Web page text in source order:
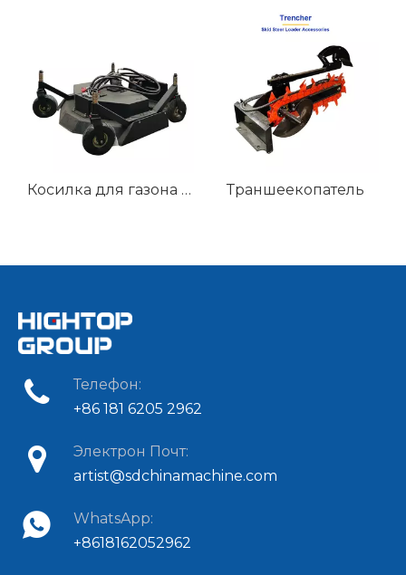
Косилка для газона - это крепление для погрузчиков Траншеекопатель
Телефон:
+86 181 6205 2962
Электрон Почт:
artist@sdchinamachine.com
WhatsApp:
+8618162052962